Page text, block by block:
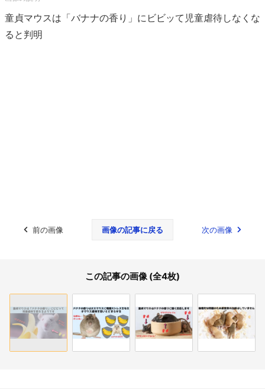
童貞マウスは「バナナの香り」にビビッて児童虐待しなくな
ると判明
前の画像 画像の記事に戻る 次の画像
この記事の画像 (全4枚)